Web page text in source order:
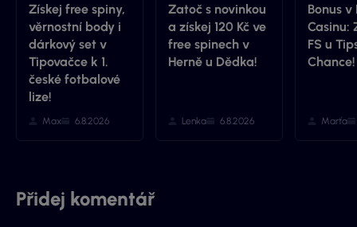
Získej free spiny,
věrnostní body i
dárkový set v
Tipovačce k 1.
české fotbalové
lize!
Max 6.8.2026
Zatoč s novinkou
a získej 120 Kč ve
free spinech v
Herně u Dědka!
Lenka 6.8.2026
Bonus v
Casinu:
FS u
Chance!
Marťa
Přidej komentář